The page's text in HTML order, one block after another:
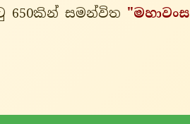
650කින් සමන්විත